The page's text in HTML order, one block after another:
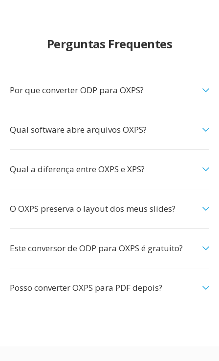
Perguntas Frequentes
Por que converter ODP para OXPS?
Qual software abre arquivos OXPS?
Qual a diferença entre OXPS e XPS?
O OXPS preserva o layout dos meus slides?
Este conversor de ODP para OXPS é gratuito?
Posso converter OXPS para PDF depois?